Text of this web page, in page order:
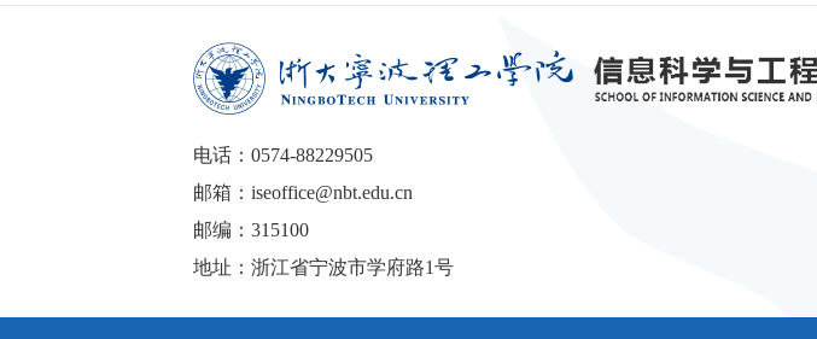
电话：0574-88229505
邮箱：iseoffice@nbt.edu.cn
邮编：315100
地址：浙江省宁波市学府路1号